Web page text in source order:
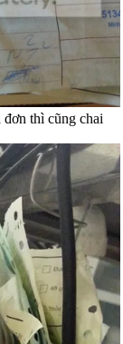
thì cũng chai